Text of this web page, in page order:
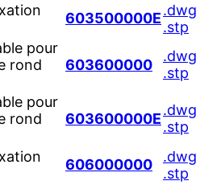
603500000E.dwg
.stp
pour
rond
603600000
.dwg
.stp
pour
rond
603600000E
.dwg
.stp
606000000
.dwg
.stp